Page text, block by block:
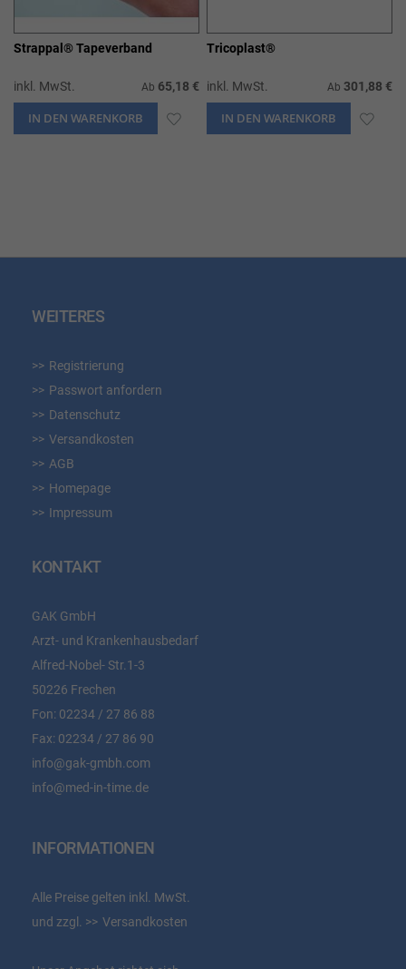
Strappal® Tapeverband
inkl. MwSt. Ab 65,18 €
IN DEN WARENKORB ZUR
Tricoplast®
inkl. MwSt. Ab 301,88 €
IN DEN WARENKORB ZUR
WEITERES
Registrierung
Passwort anfordern
Datenschutz
Versandkosten
AGB
Homepage
Impressum
KONTAKT
GAK GmbH
Arzt- und Krankenhausbedarf
Alfred-Nobel- Str.1-3
50226 Frechen
Fon: 02234 / 27 86 88
Fax: 02234 / 27 86 90
info@gak-gmbh.com
info@med-in-time.de
INFORMATIONEN
Alle Preise gelten inkl. MwSt.
und zzgl.
Versandkosten